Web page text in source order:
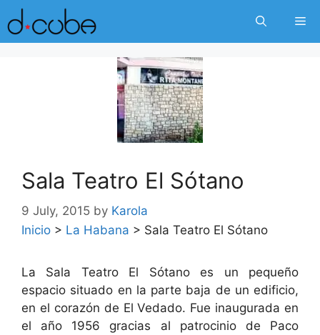
Skip
to
content
Sala Teatro El Sótano
9 July, 2015 by Karola
Inicio > La Habana > Sala Teatro El Sótano
La Sala Teatro El Sótano es un pequeño
espacio situado en la parte baja de un edificio,
en el corazón de El Vedado. Fue inaugurada en
el año 1956 gracias al patrocinio de Paco